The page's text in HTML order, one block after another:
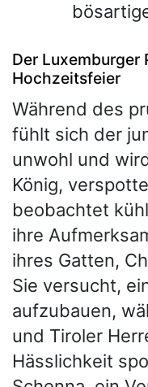
Der Luxemburger
Hochzeitsfeier
Während des
fühlt sich der
unwohl und
König,
beobachtet
ihre
ihres Gatten,
Sie versucht,
aufzubauen,
und Tiroler
Hässlichkeit